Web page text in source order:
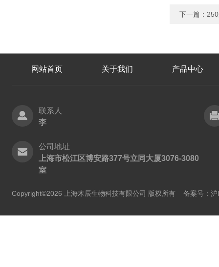
下一篇：
网站首页 关于我们 产品中心
联系人
李
公司地址
上海市松江区博安路377号立同大厦3076-3080
室
Copyright©2026 上海木辰生物科技有限公司 版权所有 备案号：